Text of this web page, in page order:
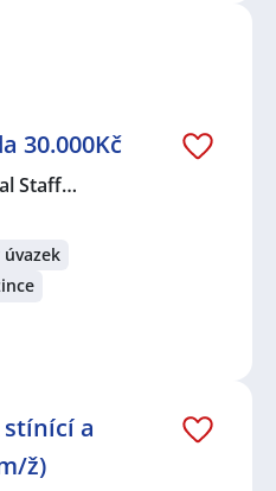
30.000Kč
Staff…
úvazek
a
ž)